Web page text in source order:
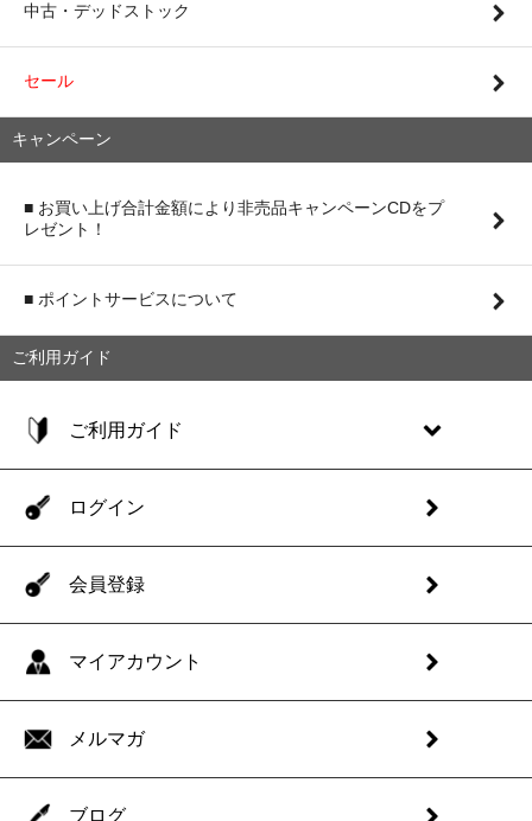
中古・デッドストック
セール
キャンペーン
■ お買い上げ合計金額により非売品キャンペーンCDをプ
レゼント！
■ ポイントサービスについて
ご利用ガイド
ご利用ガイド
ログイン
会員登録
マイアカウント
メルマガ
ブログ